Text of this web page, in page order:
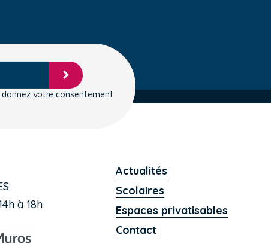
votre consentement
à 18h
Actualités
Scolaires
Espaces privatisables
Contact